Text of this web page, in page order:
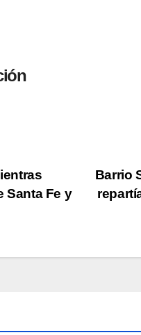
Barrio
Santa Fe y